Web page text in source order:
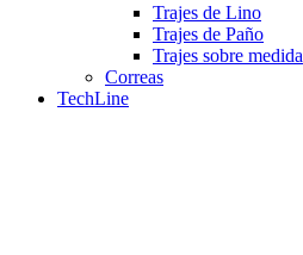
Trajes de Lino
Trajes de Paño
Trajes sobre medida
Correas
TechLine